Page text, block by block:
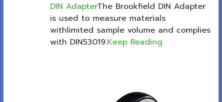
DIN AdapterThe Brookfield DIN Adapter
is used to measure materials
withlimited sample volume and complies
with DIN53019.Keep Reading